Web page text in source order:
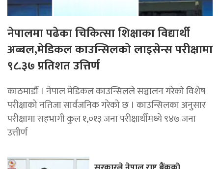
नेपालमा पढेका चिकित्सा शिक्षाका विद्यार्थी
अब्बल,मेडिकल काउन्सिलको लाइसेन्स परीक्षामा
९८.३७ प्रतिशत उत्तिर्ण
काठमाडौँ । नेपाल मेडिकल काउन्सिलले सञ्चालन गरेको विशेष
परीक्षाको नतिजा सार्वजनिक गरेको छ । काउन्सिलका अनुसार
परीक्षामा सहभागी कुल १,०१३ जना परीक्षार्थीमध्ये ९४७ जना
उत्तीर्ण